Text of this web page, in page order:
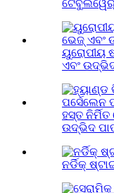
ଟେବୁଲୱେର୍
ୟୁରୋପୀୟ
ଏବଂ
ହସ୍ତ ନିର୍ମିତ
ଉଦ୍ଭିଦ
ନର୍ଡିକ୍